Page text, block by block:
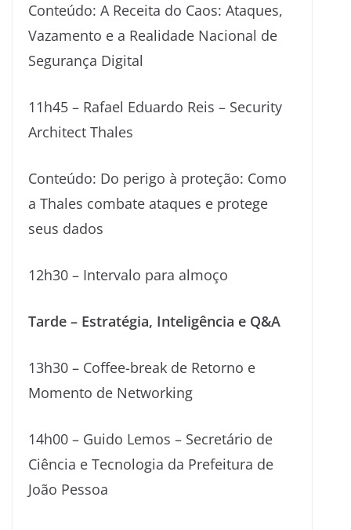
Conteúdo: A Receita do Caos: Ataques,
Vazamento e a Realidade Nacional de
Segurança Digital
11h45 – Rafael Eduardo Reis – Security
Architect Thales
Conteúdo: Do perigo à proteção: Como
a Thales combate ataques e protege
seus dados
12h30 – Intervalo para almoço
Tarde – Estratégia, Inteligência e Q&A
13h30 – Coffee-break de Retorno e
Momento de Networking
14h00 – Guido Lemos – Secretário de
Ciência e Tecnologia da Prefeitura de
João Pessoa